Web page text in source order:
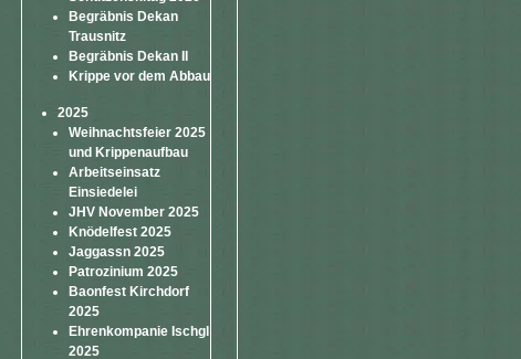
Begräbnis Dekan
Trausnitz
Begräbnis Dekan II
Krippe vor dem Abbau
2025
Weihnachtsfeier 2025
und Krippenaufbau
Arbeitseinsatz
Einsiedelei
JHV November 2025
Knödelfest 2025
Jaggassn 2025
Patrozinium 2025
Baonfest Kirchdorf
2025
Ehrenkompanie Ischgl
2025